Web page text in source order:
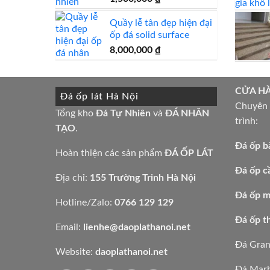
Quầy lễ tân đẹp hiện đại
ốp đá solid surface
8,000,000 ₫
Đá ốp lát Hà Nội
Tổng kho Đá Tự Nhiên và ĐÁ NHÂN
TẠO.
Hoàn thiện các sản phẩm ĐÁ ỐP LÁT
Địa chỉ: 155 Trường Trinh Hà Nội
Hotline/Zalo: 0766 129 129
Email: lienhe@daoplathanoi.net
Website: daoplathanoi.net
CỬA
trình:
Đá ốp
Đá ốp
Đá ốp
Đá ốp
Đá